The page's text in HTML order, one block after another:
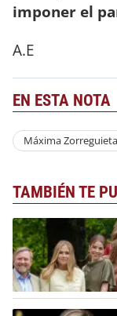
imponer el
A.E
EN ESTA NOTA
Máxima Zorreguieta
TAMBIÉN TE